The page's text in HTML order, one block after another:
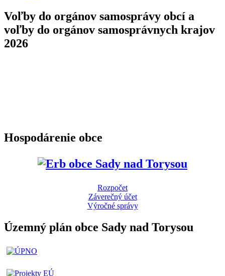
Voľby do orgánov samosprávy obcí a
voľby do orgánov samosprávnych krajov
2026
Hospodárenie obce
Rozpočet
Záverečný účet
Výročné správy
Územný plán obce Sady nad Torysou